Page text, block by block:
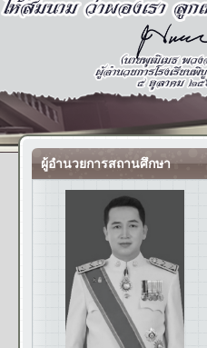
ผู้อำนวยการสถานศึกษา